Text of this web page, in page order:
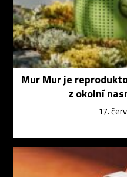
Mur Mur je
z okolní
17.